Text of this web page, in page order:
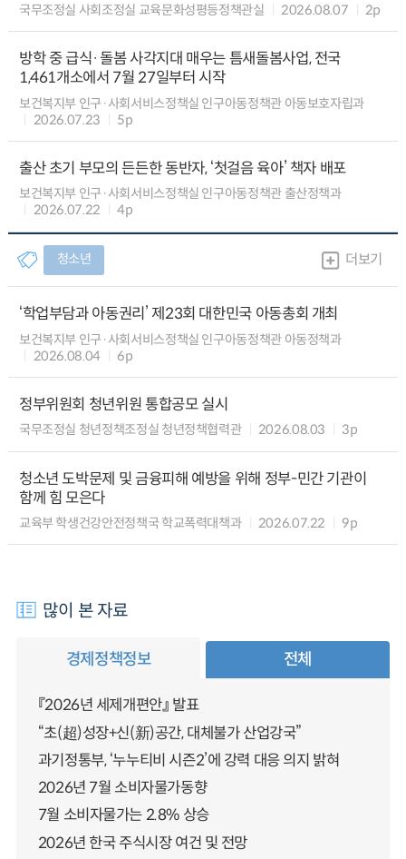
국무조정실 사회조정실 교육문화성평등정책관실 2026.08.07 2p
방학 중 급식·돌봄 사각지대 매우는 틈새돌봄사업, 전국
1,461개소에서 7월 27일부터 시작
보건복지부 인구·사회서비스정책실 인구아동정책관 아동보호자립과
2026.07.23
5p
출산 초기 부모의 든든한 동반자, ‘첫걸음 육아’ 책자 배포
보건복지부 인구·사회서비스정책실 인구아동정책관 출산정책과
2026.07.22
4p
청소년 더보기
‘학업부담과 아동권리’ 제23회 대한민국 아동총회 개최
보건복지부 인구·사회서비스정책실 인구아동정책관 아동정책과
2026.08.04
6p
정부위원회 청년위원 통합공모 실시
국무조정실 청년정책조정실 청년정책협력관 2026.08.03 3p
청소년 도박문제 및 금융피해 예방을 위해 정부-민간 기관이
함께 힘 모은다
교육부 학생건강안전정책국 학교폭력대책과 2026.07.22 9p
많이 본 자료
경제정책정보 전체
『2026년 세제개편안』 발표
“초(超)성장+신(新)공간, 대체불가 산업강국”
과기정통부, ‘누누티비 시즌2’에 강력 대응 의지 밝혀
2026년 7월 소비자물가동향
7월 소비자물가는 2.8% 상승
2026년 한국 주식시장 여건 및 전망